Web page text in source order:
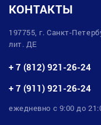
КОНТАКТЫ
197755, г. Санкт-
лит. ДЕ
+ 7 (812) 921-26-24
+ 7 (911) 921-26-24
ежедневно с 9:00 до